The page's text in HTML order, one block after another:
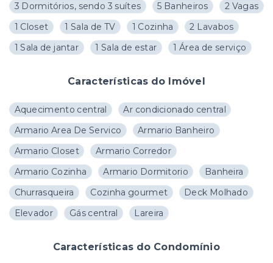
3 Dormitórios, sendo 3 suítes 5 Banheiros
2 Vagas
1 Closet
1 Sala de TV 1 Cozinha
2 Lavabos
1 Sala de jantar
1 Sala de estar 1 Área de serviço
Características do Imóvel
Aquecimento central
Ar condicionado central
Armario Area De Servico
Armario Banheiro
Armario Closet
Armario Corredor
Armario Cozinha
Armario Dormitorio
Banheira
Churrasqueira
Cozinha gourmet
Deck Molhado
Elevador
Gás central Lareira
Características do Condomínio